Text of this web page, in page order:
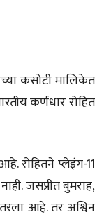
कसोटी मालिकेत
कर्णधार रोहित
रोहितने प्लेइंग-11
जसप्रीत बुमराह,
आहे. तर अश्विन